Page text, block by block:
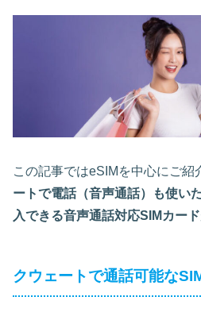
この記事ではeSIMを中心にご紹
ートで電話（音声通話）も使い
入できる音声通話対応SIMカード
クウェートで通話可能な